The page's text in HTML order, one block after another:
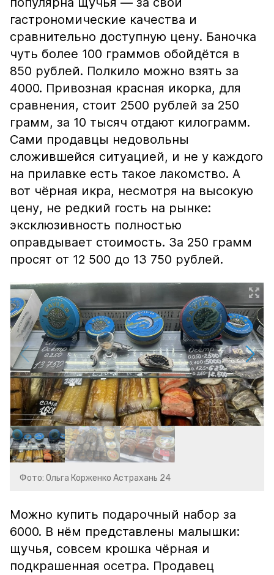
гастрономические качества и
сравнительно доступную цену. Баночка
чуть более 100 граммов обойдётся в
850 рублей. Полкило можно взять за
4000. Привозная красная икорка, для
сравнения, стоит 2500 рублей за 250
грамм, за 10 тысяч отдают килограмм.
Сами продавцы недовольны
сложившейся ситуацией, и не у каждого
на прилавке есть такое лакомство. А
вот чёрная икра, несмотря на высокую
цену, не редкий гость на рынке:
эксклюзивность полностью
оправдывает стоимость. За 250 грамм
просят от 12 500 до 13 750 рублей.
Фото: Ольга Корженко Астрахань 24
Можно купить подарочный набор за
6000. В нём представлены малышки:
щучья, совсем крошка чёрная и
подкрашенная осетра. Продавец